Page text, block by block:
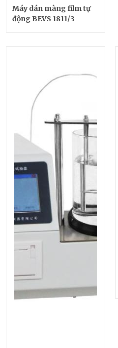
Máy dán màng film tự
động BEVS 1811/3